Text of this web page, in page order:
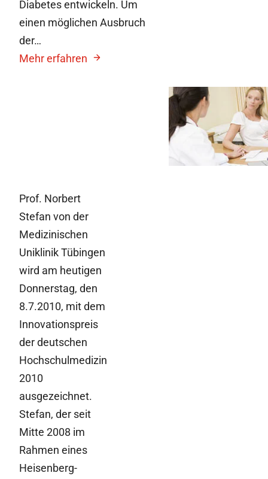
3. August 2010
und seine Folgen
Diabetes entwickeln. Um
einen möglichen Ausbruch
der…
Mehr erfahren
Prof. Norbert
Stefan von der
Medizinischen
Uniklinik Tübingen
wird am heutigen
Donnerstag, den
8.7.2010, mit dem
Innovationspreis
der deutschen
Hochschulmedizin
2010
ausgezeichnet.
Stefan, der seit
Mitte 2008 im
Rahmen eines
Heisenberg-